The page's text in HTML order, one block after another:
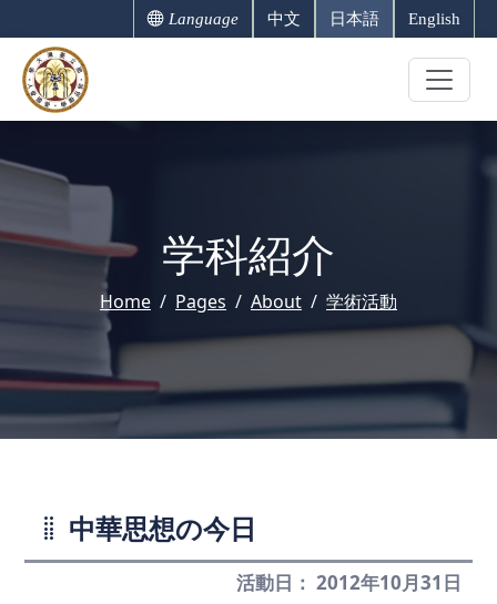
Language 中文 日本語 English
学科紹介
Home Pages About 学術活動
中華思想の今日
活動日： 2012年10月31日